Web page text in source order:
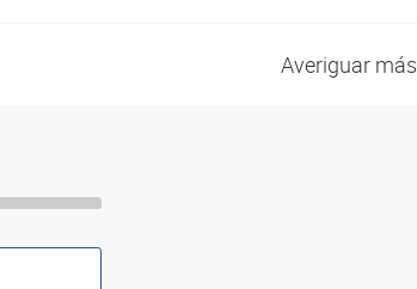
Averiguar más